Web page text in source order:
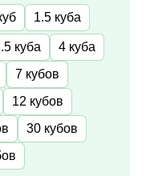
1.5 куба
куба
4 куба
7 кубов
12 кубов
30 кубов